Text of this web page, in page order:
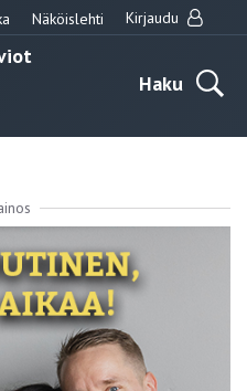
Näköislehti Kirjaudu
Haku